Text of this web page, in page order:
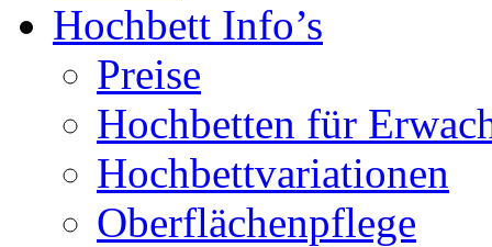
Hochbett Info’s
Preise
Hochbetten für
Hochbettvariationen
Oberflächenpflege